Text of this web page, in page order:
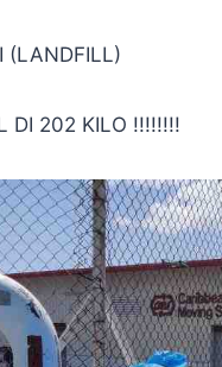
(LANDFILL)
DI 202 KILO !!!!!!!!